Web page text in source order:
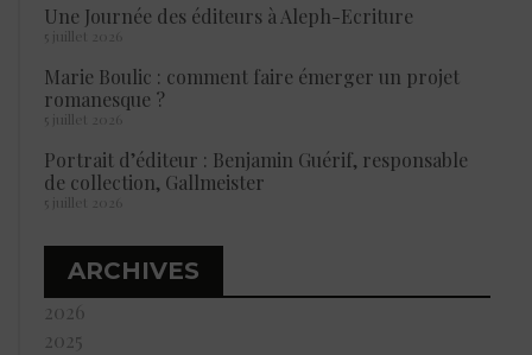
Une Journée des éditeurs à Aleph-Ecriture
5 juillet 2026
Marie Boulic : comment faire émerger un projet
romanesque ?
5 juillet 2026
Portrait d’éditeur : Benjamin Guérif, responsable
de collection, Gallmeister
5 juillet 2026
ARCHIVES
2026
2025